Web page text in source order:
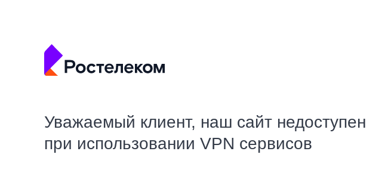
Уважаемый клиент, наш сайт недоступен
при использовании VPN сервисов